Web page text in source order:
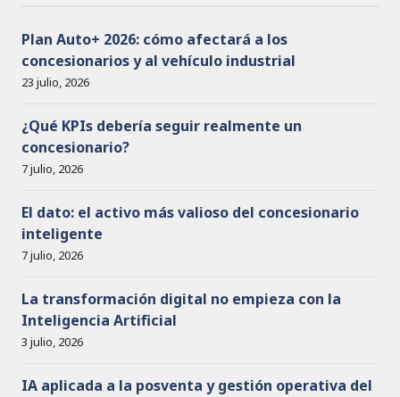
Plan Auto+ 2026: cómo afectará a los
concesionarios y al vehículo industrial
23 julio, 2026
¿Qué KPIs debería seguir realmente un
concesionario?
7 julio, 2026
El dato: el activo más valioso del concesionario
inteligente
7 julio, 2026
La transformación digital no empieza con la
Inteligencia Artificial
3 julio, 2026
IA aplicada a la posventa y gestión operativa del